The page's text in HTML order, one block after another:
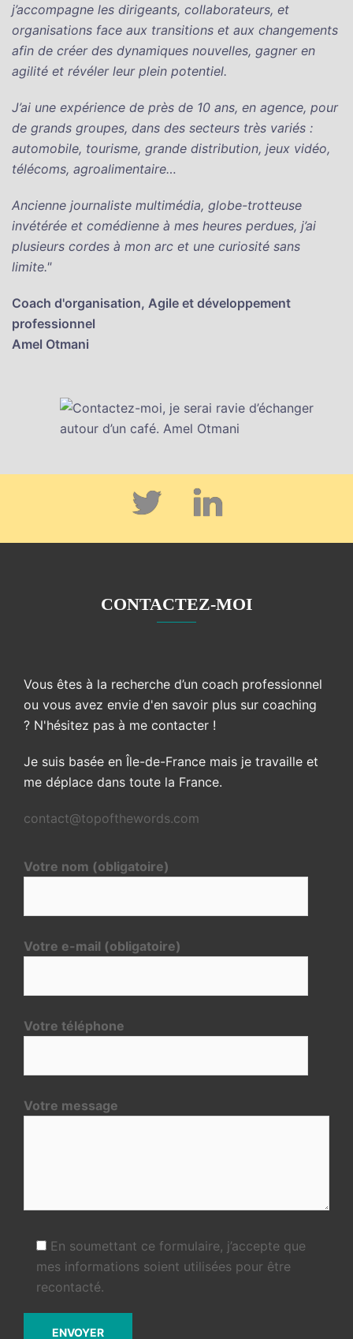
j’accompagne les dirigeants, collaborateurs, et
organisations face aux transitions et aux changements
afin de créer des dynamiques nouvelles, gagner en
agilité et révéler leur plein potentiel.
J’ai une expérience de près de 10 ans, en agence, pour
de grands groupes, dans des secteurs très variés :
automobile, tourisme, grande distribution, jeux vidéo,
télécoms, agroalimentaire…
Ancienne journaliste multimédia, globe-trotteuse
invétérée et comédienne à mes heures perdues, j’ai
plusieurs cordes à mon arc et une curiosité sans
limite."
Coach d'organisation, Agile et développement
professionnel
Amel Otmani
Twitter
CONTACTEZ-MOI
Vous êtes à la recherche d’un coach professionnel
ou vous avez envie d'en savoir plus sur coaching
? N'hésitez pas à me contacter !
Je suis basée en Île-de-France mais je travaille et
me déplace dans toute la France.
contact@topofthewords.com
Votre nom (obligatoire)
Votre e-mail (obligatoire)
Votre téléphone
Votre message
En soumettant ce formulaire, j’accepte que
mes informations soient utilisées pour être
recontacté.